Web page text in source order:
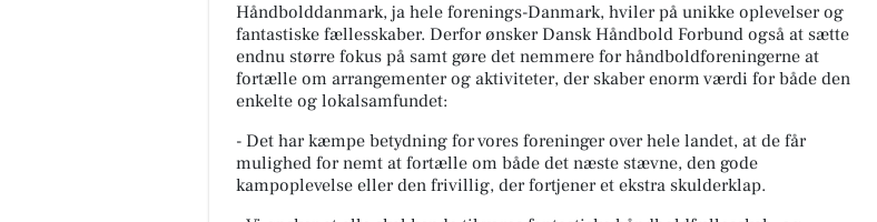
Håndbolddanmark, ja hele forenings-Danmark, hviler på unikke oplevelser og
fantastiske fællesskaber. Derfor ønsker Dansk Håndbold Forbund også at sætte
endnu større fokus på samt gøre det nemmere for håndboldforeningerne at
fortælle om arrangementer og aktiviteter, der skaber enorm værdi for både den
enkelte og lokalsamfundet:
- Det har kæmpe betydning for vores foreninger over hele landet, at de får
mulighed for nemt at fortælle om både det næste stævne, den gode
kampoplevelse eller den frivillig, der fortjener et ekstra skulderklap.